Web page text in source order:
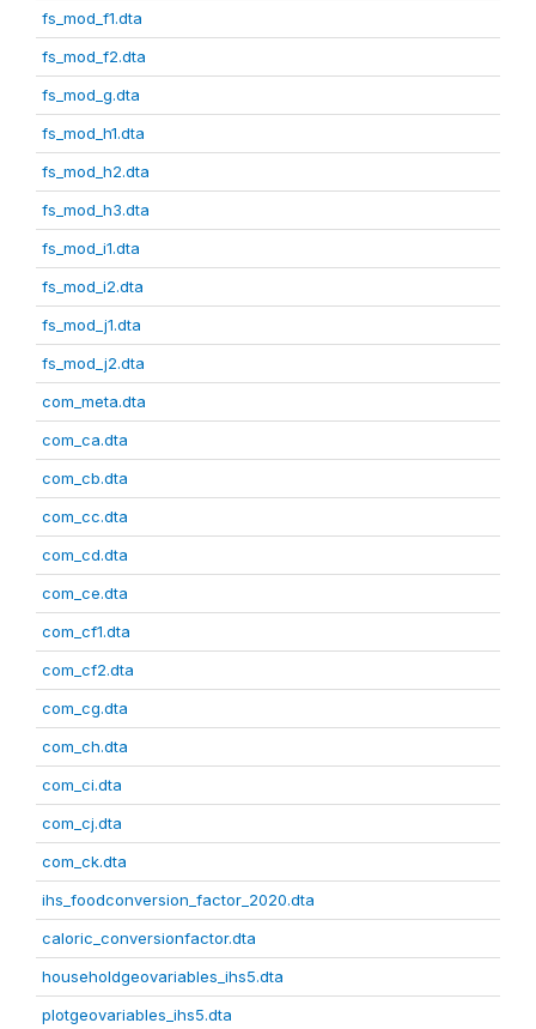
fs_mod_f1.dta
fs_mod_f2.dta
fs_mod_g.dta
fs_mod_h1.dta
fs_mod_h2.dta
fs_mod_h3.dta
fs_mod_i1.dta
fs_mod_i2.dta
fs_mod_j1.dta
fs_mod_j2.dta
com_meta.dta
com_ca.dta
com_cb.dta
com_cc.dta
com_cd.dta
com_ce.dta
com_cf1.dta
com_cf2.dta
com_cg.dta
com_ch.dta
com_ci.dta
com_cj.dta
com_ck.dta
ihs_foodconversion_factor_2020.dta
caloric_conversionfactor.dta
householdgeovariables_ihs5.dta
plotgeovariables_ihs5.dta